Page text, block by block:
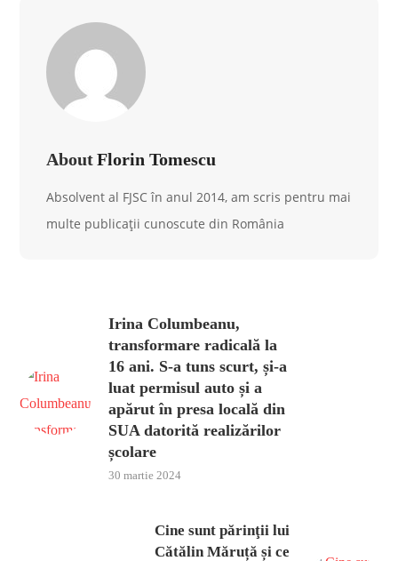
About Florin Tomescu
Absolvent al FJSC în anul 2014, am scris pentru mai
multe publicații cunoscute din România
Irina Columbeanu,
transformare radicală la
16 ani. S-a tuns scurt, și-a
luat permisul auto și a
apărut în presa locală din
SUA datorită realizărilor
școlare
30 martie 2024
Cine sunt părinţii lui
Cătălin Măruță și ce